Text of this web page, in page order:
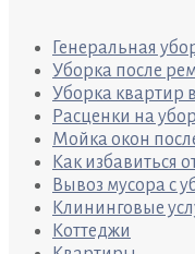
Генеральная
Уборка после
Уборка квартир
Расценки на
Мойка окон
Как избавиться
Вывоз мусора с
Клининговые
Коттеджи